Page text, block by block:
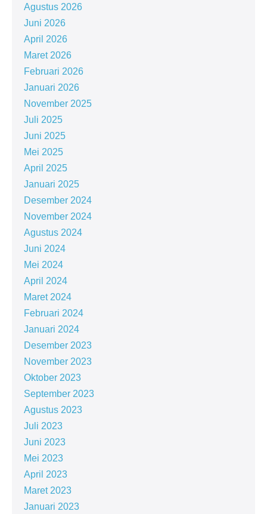
Agustus 2026
Juni 2026
April 2026
Maret 2026
Februari 2026
Januari 2026
November 2025
Juli 2025
Juni 2025
Mei 2025
April 2025
Januari 2025
Desember 2024
November 2024
Agustus 2024
Juni 2024
Mei 2024
April 2024
Maret 2024
Februari 2024
Januari 2024
Desember 2023
November 2023
Oktober 2023
September 2023
Agustus 2023
Juli 2023
Juni 2023
Mei 2023
April 2023
Maret 2023
Januari 2023